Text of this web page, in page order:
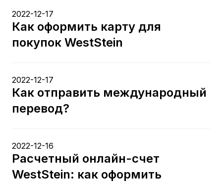
2022-12-17
Как оформить карту для
покупок WestStein
2022-12-17
Как отправить международный
перевод?
2022-12-16
Расчетный онлайн-счет
WestStein: как оформить